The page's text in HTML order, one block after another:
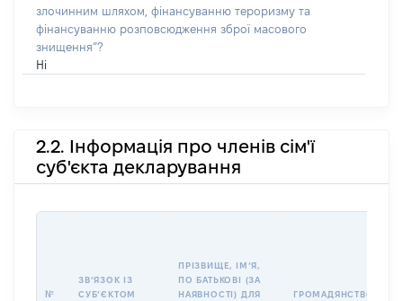
злочинним шляхом, фінансуванню тероризму та
фінансуванню розповсюдження зброї масового
знищення”?
Ні
2.2. Інформація про членів сім'ї
суб'єкта декларування
№
ЗВʼЯЗОК ІЗ
СУБʼЄКТОМ
ПРІЗВИЩЕ, ІМʼЯ,
ПО БАТЬКОВІ (ЗА
НАЯВНОСТІ) ДЛЯ
ГРОМАДЯНСТВО